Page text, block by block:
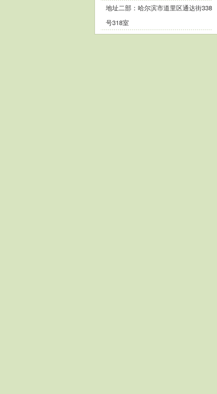
地址二部：哈尔滨市道里区通达街338
号318室